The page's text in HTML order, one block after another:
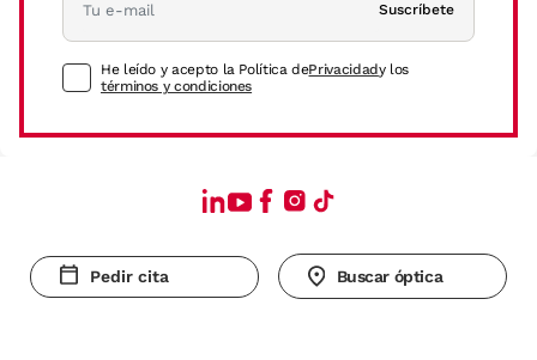
Suscríbete
He leído y acepto la Política dePrivacidady los
términos y condiciones
Pedir cita Buscar óptica